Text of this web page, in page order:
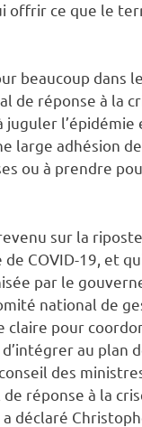
ce que le
beaucoup dans
de réponse à la
large adhésion
ou à prendre
sur la
COVID-19, et
par le
national de
claire pour
au plan
des
réponse à la
déclaré